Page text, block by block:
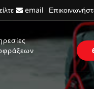
email